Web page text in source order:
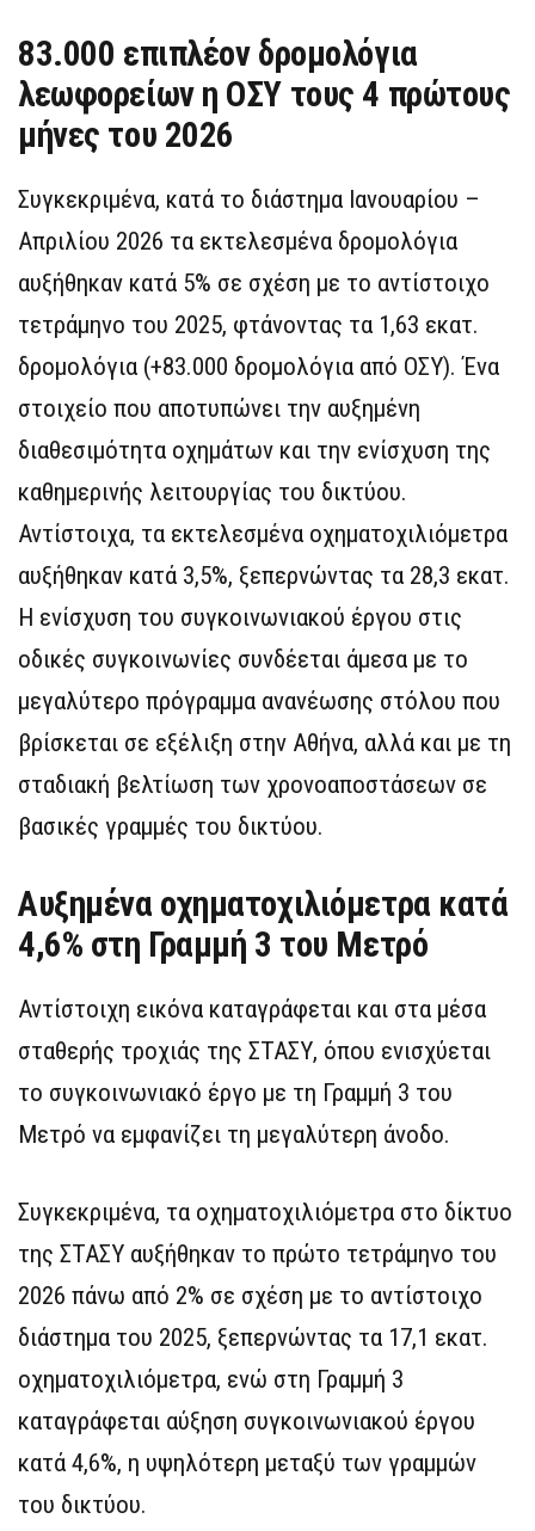
83.000 επιπλέον δρομολόγια
λεωφορείων η ΟΣΥ τους 4 πρώτους
μήνες του 2026
Συγκεκριμένα, κατά το διάστημα Ιανουαρίου –
Απριλίου 2026 τα εκτελεσμένα δρομολόγια
αυξήθηκαν κατά 5% σε σχέση με το αντίστοιχο
τετράμηνο του 2025, φτάνοντας τα 1,63 εκατ.
δρομολόγια (+83.000 δρομολόγια από ΟΣΥ). Ένα
στοιχείο που αποτυπώνει την αυξημένη
διαθεσιμότητα οχημάτων και την ενίσχυση της
καθημερινής λειτουργίας του δικτύου.
Αντίστοιχα, τα εκτελεσμένα οχηματοχιλιόμετρα
αυξήθηκαν κατά 3,5%, ξεπερνώντας τα 28,3 εκατ.
Η ενίσχυση του συγκοινωνιακού έργου στις
οδικές συγκοινωνίες συνδέεται άμεσα με το
μεγαλύτερο πρόγραμμα ανανέωσης στόλου που
βρίσκεται σε εξέλιξη στην Αθήνα, αλλά και με τη
σταδιακή βελτίωση των χρονοαποστάσεων σε
βασικές γραμμές του δικτύου.
Αυξημένα οχηματοχιλιόμετρα κατά
4,6% στη Γραμμή 3 του Μετρό
Αντίστοιχη εικόνα καταγράφεται και στα μέσα
σταθερής τροχιάς της ΣΤΑΣΥ, όπου ενισχύεται
το συγκοινωνιακό έργο με τη Γραμμή 3 του
Μετρό να εμφανίζει τη μεγαλύτερη άνοδο.
Συγκεκριμένα, τα οχηματοχιλιόμετρα στο δίκτυο
της ΣΤΑΣΥ αυξήθηκαν το πρώτο τετράμηνο του
2026 πάνω από 2% σε σχέση με το αντίστοιχο
διάστημα του 2025, ξεπερνώντας τα 17,1 εκατ.
οχηματοχιλιόμετρα, ενώ στη Γραμμή 3
καταγράφεται αύξηση συγκοινωνιακού έργου
κατά 4,6%, η υψηλότερη μεταξύ των γραμμών
του δικτύου.